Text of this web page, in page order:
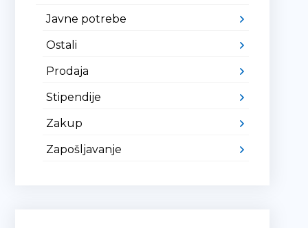
Javne potrebe
Ostali
Prodaja
Stipendije
Zakup
Zapošljavanje